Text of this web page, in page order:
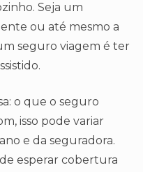
Seja um
ou até mesmo a
seguro viagem é ter
o que o seguro
isso pode variar
e da seguradora.
esperar cobertura